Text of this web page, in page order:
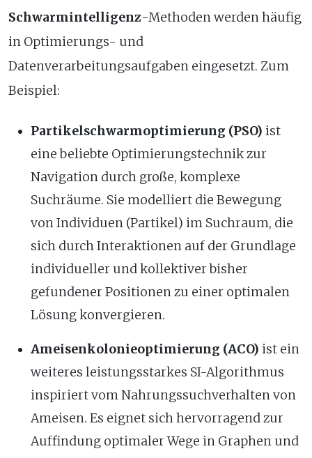
Schwarmintelligenz-Methoden werden häufig
in Optimierungs- und
Datenverarbeitungsaufgaben eingesetzt. Zum
Beispiel:
Partikelschwarmoptimierung (PSO) ist
eine beliebte Optimierungstechnik zur
Navigation durch große, komplexe
Suchräume. Sie modelliert die Bewegung
von Individuen (Partikel) im Suchraum, die
sich durch Interaktionen auf der Grundlage
individueller und kollektiver bisher
gefundener Positionen zu einer optimalen
Lösung konvergieren.
Ameisenkolonieoptimierung (ACO) ist ein
weiteres leistungsstarkes SI-Algorithmus
inspiriert vom Nahrungssuchverhalten von
Ameisen. Es eignet sich hervorragend zur
Auffindung optimaler Wege in Graphen und